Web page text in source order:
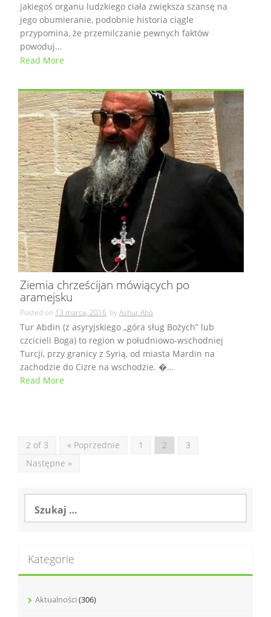
jakiegoś organu ludzkiego ciała zwiększa szansę na
jego obumieranie, podobnie historia ciągle
przypomina, że przemilczanie pewnych faktów
powoduj...
Read More
Ziemia chrześcijan mówiących po
aramejsku
Posted on 13 marca, 2016 byAshur Aho
Tur Abdin (z asyryjskiego „góra sług Bożych” lub
czcicieli Boga) to region w południowo-wschodniej
Turcji, przy granicy z Syrią, od miasta Mardin na
zachodzie do Cizre na wschodzie. �...
Read More
2 of 3 « Poprzednie 1 2
3
Następne »
Kategorie
Aktualności (306)